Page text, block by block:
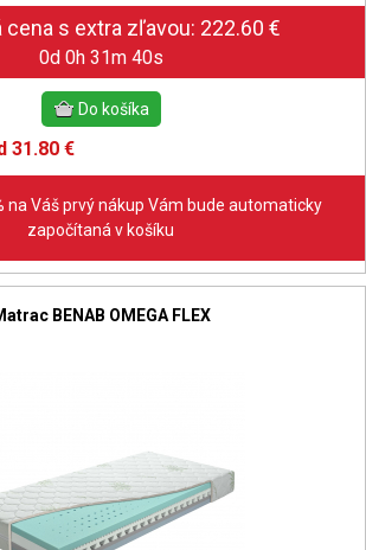
0d 0h 31m 39s
31.80 €
na Váš prvý nákup Vám bude automaticky
započítaná v košíku
BENAB OMEGA FLEX